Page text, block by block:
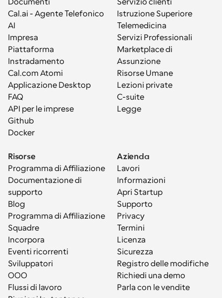
Documenti
Cal.ai - Agente Telefonico
AI
Impresa
Piattaforma
Instradamento
Cal.com Atomi
Applicazione Desktop
FAQ
API per le imprese
Github
Docker
Servizio clienti
Istruzione Superiore
Telemedicina
Servizi Professionali
Marketplace di
Assunzione
Risorse Umane
Lezioni private
C-suite
Legge
Risorse
Programma di Affiliazione
Documentazione di
supporto
Blog
Programma di Affiliazione
Squadre
Incorpora
Eventi ricorrenti
Sviluppatori
OOO
Flussi di lavoro
Azienda
Lavori
Informazioni
Apri Startup
Supporto
Privacy
Termini
Licenza
Sicurezza
Registro delle modifiche
Richiedi una demo
Parla con le vendite